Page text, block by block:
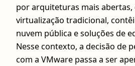
por arquiteturas mais
virtualização tradicional,
nuvem pública e soluções de
Nesse contexto, a decisão de
com a VMware passa a ser